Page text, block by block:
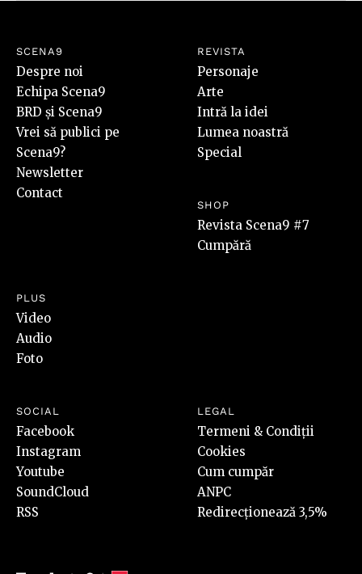
SCENA9
Despre noi
Echipa Scena9
BRD și Scena9
Vrei să publici pe
Scena9?
Newsletter
Contact
REVISTA
Personaje
Arte
Intră la idei
Lumea noastră
Special
SHOP
Revista Scena9 #7
Cumpără
PLUS
Video
Audio
Foto
SOCIAL
Facebook
Instagram
Youtube
SoundCloud
RSS
LEGAL
Termeni & Condiții
Cookies
Cum cumpăr
ANPC
Redirecționează 3,5%